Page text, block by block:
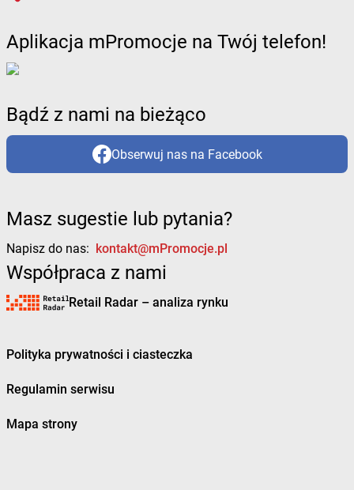
Aplikacja mPromocje na Twój telefon!
Bądź z nami na bieżąco
Obserwuj nas na Facebook
Masz sugestie lub pytania?
Napisz do nas: kontakt@mPromocje.pl
Współpraca z nami
Retail Radar – analiza rynku
Polityka prywatności i ciasteczka
Regulamin serwisu
Mapa strony